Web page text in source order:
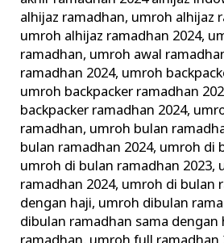
alhijaz ramadhan, umroh alhijaz
umroh alhijaz ramadhan 2024,
ramadhan, umroh awal
ramadhan 2024, umroh
umroh backpacker ramadhan
backpacker ramadhan 2024,
ramadhan, umroh bulan
bulan ramadhan 2024, umroh di
umroh di bulan ramadhan 2023,
ramadhan 2024, umroh di bulan
dengan haji, umroh dibulan
dibulan ramadhan sama dengan